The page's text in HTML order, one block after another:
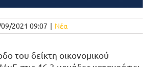
2021 09:07 | Νέα
του δείκτη οικονομικού